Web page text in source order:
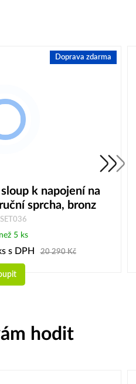
Doprava zdarma
k napojení na
sprcha, bronz
5 ks
s DPH 20 290Kč
hodit